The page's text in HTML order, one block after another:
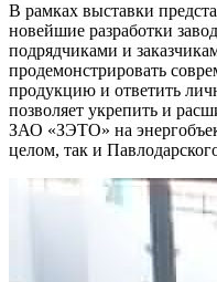
В рамках выставки
новейшие разработки
подрядчиками и
продемонстрировать
продукцию и ответить
позволяет укрепить и
ЗАО «ЗЭТО» на
целом, так и